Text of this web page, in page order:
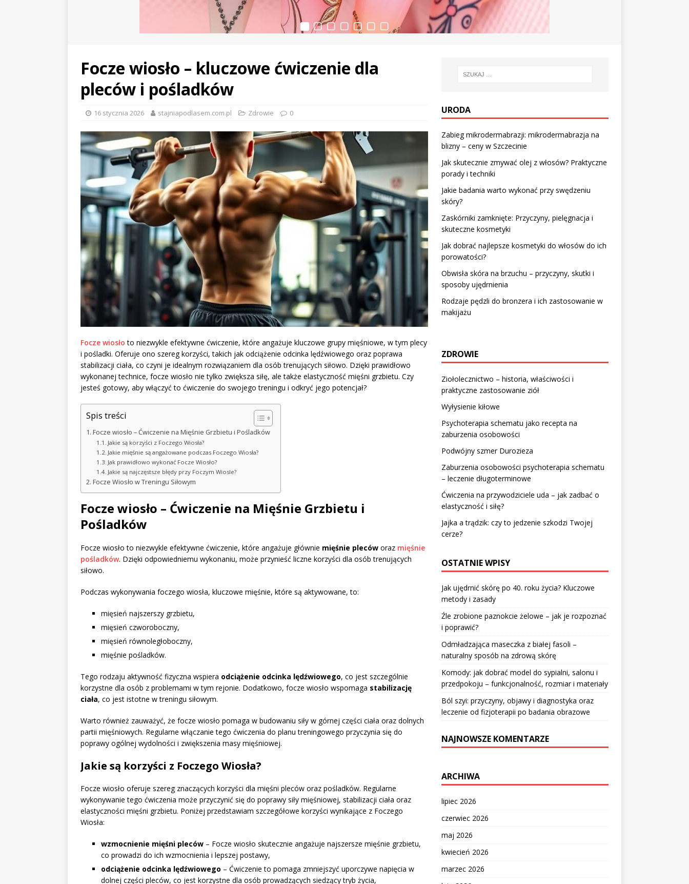
Focze wiosło – kluczowe ćwiczenie dla
pleców i pośladków
16 stycznia 2026 stajniapodlasem.com.pl Zdrowie 0
Focze wiosło to niezwykle efektywne ćwiczenie, które angażuje kluczowe grupy mięśniowe, w tym plecy
i pośladki. Oferuje ono szereg korzyści, takich jak odciążenie odcinka lędźwiowego oraz poprawa
stabilizacji ciała, co czyni je idealnym rozwiązaniem dla osób trenujących siłowo. Dzięki prawidłowo
wykonanej technice, focze wiosło nie tylko zwiększa siłę, ale także elastyczność mięśni grzbietu. Czy
jesteś gotowy, aby włączyć to ćwiczenie do swojego treningu i odkryć jego potencjał?
Spis treści
Focze wiosło – Ćwiczenie na Mięśnie Grzbietu i Pośladków
Jakie są korzyści z Foczego Wiosła?
Jakie mięśnie są angażowane podczas Foczego Wiosła?
Jak prawidłowo wykonać Focze Wiosło?
Jakie są najczęstsze błędy przy Foczym Wiosle?
Focze Wiosło w Treningu Siłowym
Focze wiosło – Ćwiczenie na Mięśnie Grzbietu i
Pośladków
Focze wiosło to niezwykle efektywne ćwiczenie, które angażuje głównie mięśnie pleców oraz mięśnie
pośladków. Dzięki odpowiedniemu wykonaniu, może przynieść liczne korzyści dla osób trenujących
siłowo.
Podczas wykonywania foczego wiosła, kluczowe mięśnie, które są aktywowane, to:
mięsień najszerszy grzbietu,
mięsień czworoboczny,
mięsień równoległoboczny,
mięśnie pośladków.
Tego rodzaju aktywność fizyczna wspiera odciążenie odcinka lędźwiowego, co jest szczególnie
korzystne dla osób z problemami w tym rejonie. Dodatkowo, focze wiosło wspomaga stabilizację
ciała, co jest istotne w treningu siłowym.
Warto również zauważyć, że focze wiosło pomaga w budowaniu siły w górnej części ciała oraz dolnych
partii mięśniowych. Regularne włączanie tego ćwiczenia do planu treningowego przyczynia się do
poprawy ogólnej wydolności i zwiększenia masy mięśniowej.
Jakie są korzyści z Foczego Wiosła?
Focze wiosło oferuje szereg znaczących korzyści dla mięśni pleców oraz pośladków. Regularne
wykonywanie tego ćwiczenia może przyczynić się do poprawy siły mięśniowej, stabilizacji ciała oraz
elastyczności mięśni grzbietu. Poniżej przedstawiam szczegółowe korzyści wynikające z Foczego
Wiosła:
wzmocnienie mięśni pleców – Focze wiosło skutecznie angażuje najszersze mięśnie grzbietu,
co prowadzi do ich wzmocnienia i lepszej postawy,
odciążenie odcinka lędźwiowego – Ćwiczenie to pomaga zmniejszyć uporczywe napięcia w
dolnej części pleców, co jest korzystne dla osób prowadzących siedzący tryb życia,
URODA
Zabieg mikrodermabrazji: mikrodermabrazja na
blizny – ceny w Szczecinie
Jak skutecznie zmywać olej z włosów? Praktyczne
porady i techniki
Jakie badania warto wykonać przy swędzeniu
skóry?
Zaskórniki zamknięte: Przyczyny, pielęgnacja i
skuteczne kosmetyki
Jak dobrać najlepsze kosmetyki do włosów do ich
porowatości?
Obwisła skóra na brzuchu – przyczyny, skutki i
sposoby ujędrnienia
Rodzaje pędzli do bronzera i ich zastosowanie w
makijażu
ZDROWIE
Ziołolecznictwo – historia, właściwości i
praktyczne zastosowanie ziół
Wyłysienie kiłowe
Psychoterapia schematu jako recepta na
zaburzenia osobowości
Podwójny szmer Durozieza
Zaburzenia osobowości psychoterapia schematu
– leczenie długoterminowe
Ćwiczenia na przywodziciele uda – jak zadbać o
elastyczność i siłę?
Jajka a trądzik: czy to jedzenie szkodzi Twojej
cerze?
OSTATNIE WPISY
Jak ujędrnić skórę po 40. roku życia? Kluczowe
metody i zasady
Źle zrobione paznokcie żelowe – jak je rozpoznać
i poprawić?
Odmładzająca maseczka z białej fasoli –
naturalny sposób na zdrową skórę
Komody: jak dobrać model do sypialni, salonu i
przedpokoju – funkcjonalność, rozmiar i materiały
Ból szyi: przyczyny, objawy i diagnostyka oraz
leczenie od fizjoterapii po badania obrazowe
NAJNOWSZE KOMENTARZE
ARCHIWA
lipiec 2026
czerwiec 2026
maj 2026
kwiecień 2026
marzec 2026